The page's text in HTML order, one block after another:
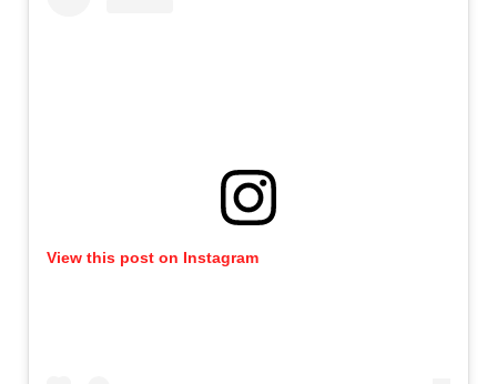
View this post on Instagram